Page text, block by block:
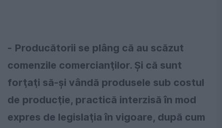
- Producătorii se plâng că au scăzut
comenzile comercianţilor. Și că sunt
forţaţi să-şi vândă produsele sub costul
de producţie, practică interzisă în mod
expres de legislaţia în vigoare, după cum